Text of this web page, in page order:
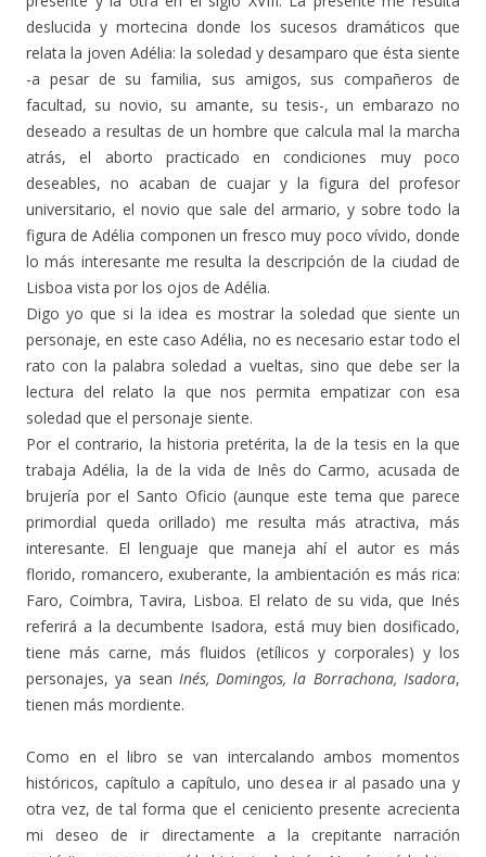
deslucida y mortecina donde los sucesos dramáticos que
relata la joven Adélia: la soledad y desamparo que ésta siente
-a pesar de su familia, sus amigos, sus compañeros de
facultad, su novio, su amante, su tesis-, un embarazo no
deseado a resultas de un hombre que calcula mal la marcha
atrás, el aborto practicado en condiciones muy poco
deseables, no acaban de cuajar y la figura del profesor
universitario, el novio que sale del armario, y sobre todo la
figura de Adélia componen un fresco muy poco vívido, donde
lo más interesante me resulta la descripción de la ciudad de
Lisboa vista por los ojos de Adélia.
Digo yo que si la idea es mostrar la soledad que siente un
personaje, en este caso Adélia, no es necesario estar todo el
rato con la palabra soledad a vueltas, sino que debe ser la
lectura del relato la que nos permita empatizar con esa
soledad que el personaje siente.
Por el contrario, la historia pretérita, la de la tesis en la que
trabaja Adélia, la de la vida de Inês do Carmo, acusada de
brujería por el Santo Oficio (aunque este tema que parece
primordial queda orillado) me resulta más atractiva, más
interesante. El lenguaje que maneja ahí el autor es más
florido, romancero, exuberante, la ambientación es más rica:
Faro, Coimbra, Tavira, Lisboa. El relato de su vida, que Inés
referirá a la decumbente Isadora, está muy bien dosificado,
tiene más carne, más fluidos (etílicos y corporales) y los
personajes, ya sean Inés, Domingos, la Borrachona, Isadora,
tienen más mordiente.
Como en el libro se van intercalando ambos momentos
históricos, capítulo a capítulo, uno desea ir al pasado una y
otra vez, de tal forma que el ceniciento presente acrecienta
mi deseo de ir directamente a la crepitante narración